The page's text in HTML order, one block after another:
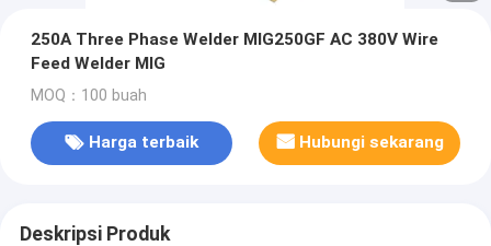
250A Three Phase Welder MIG250GF AC 380V Wire
Feed Welder MIG
MOQ：100 buah
Harga terbaik Hubungi sekarang
Deskripsi Produk